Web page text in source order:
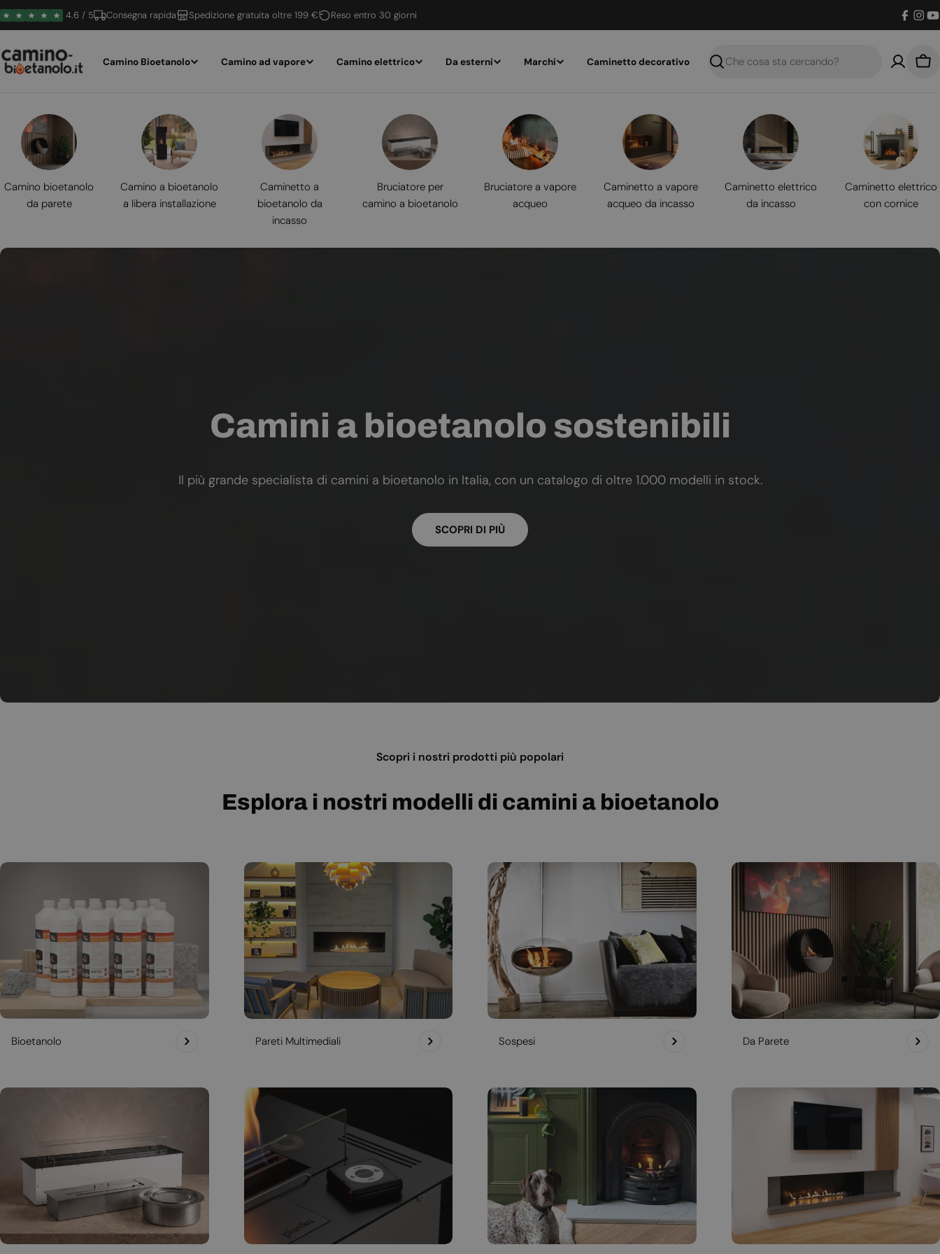
Vai
al
4.6 / 5 Consegna rapida Spedizione gratuita oltre 199 € Reso entro 30 giorni
Camino Bioetanolo Camino ad vapore Camino elettrico Da esterni Marchi Caminetto decorativo
Ricerca
Camino bioetanolo
da parete
Camino a bioetanolo
a libera installazione
Caminetto a
bioetanolo da
incasso
Bruciatore per
camino a bioetanolo
Bruciatore a vapore
acqueo
Caminetto a vapore
acqueo da incasso
Caminetto elettrico
da incasso
Caminetto elettrico
con cornice
Camini a bioetanolo sostenibili
Il più grande specialista di camini a bioetanolo in Italia, con un catalogo di oltre 1.000 modelli in stock.
SCOPRI DI PIÙ
Scopri i nostri prodotti più popolari
Esplora i nostri modelli di camini a bioetanolo
Bioetanolo Pareti Multimediali Sospesi Da Parete